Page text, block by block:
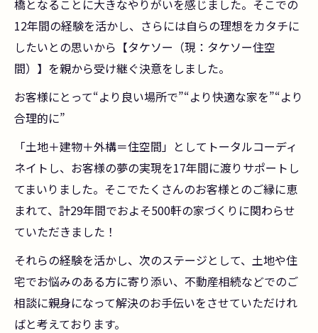
橋となることに大きなやりがいを感じました。そこでの
12年間の経験を活かし、さらには自らの理想をカタチに
したいとの思いから【タケソー（現：タケソー住空
間）】を親から受け継ぐ決意をしました。
お客様にとって“より良い場所で”“より快適な家を”“より
合理的に”
「土地＋建物＋外構＝住空間」としてトータルコーディ
ネイトし、お客様の夢の実現を17年間に渡りサポートし
てまいりました。そこでたくさんのお客様とのご縁に恵
まれて、計29年間でおよそ500軒の家づくりに関わらせ
ていただきました！
それらの経験を活かし、次のステージとして、土地や住
宅でお悩みのある方に寄り添い、不動産相続などでのご
相談に親身になって解決のお手伝いをさせていただけれ
ばと考えております。